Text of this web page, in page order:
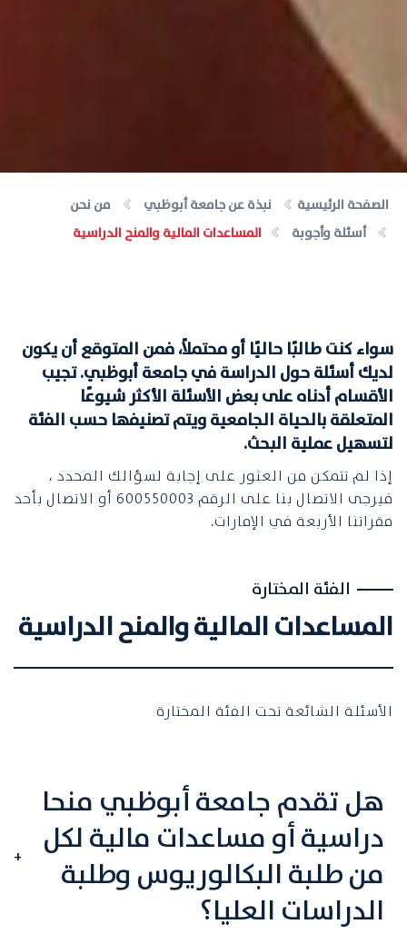
الصفحة الرئيسية نبذة عن جامعة أبوظبي
من نحن
أسئلة وأجوبة
المساعدات المالية والمنح الدراسية
سواء كنت طالبًا حاليًا أو محتملاً، فمن المتوقع أن يكون
لديك أسئلة حول الدراسة في جامعة أبوظبي. تجيب
الأقسام أدناه على بعض الأسئلة الأكثر شيوعًا
المتعلقة بالحياة الجامعية ويتم تصنيفها حسب الفئة
لتسهيل عملية البحث.
إذا لم تتمكن من العثور على إجابة لسؤالك المحدد ،
فيرجى الاتصال بنا على الرقم 600550003 أو الاتصال بأحد
مقراتنا الأربعة في الإمارات.
الفئة المختارة
المساعدات المالية والمنح الدراسية
الأسئلة الشائعة تحت الفئة المختارة
هل تقدم جامعة أبوظبي منحا
دراسية أو مساعدات مالية لكل
من طلبة البكالوريوس وطلبة
الدراسات العليا؟